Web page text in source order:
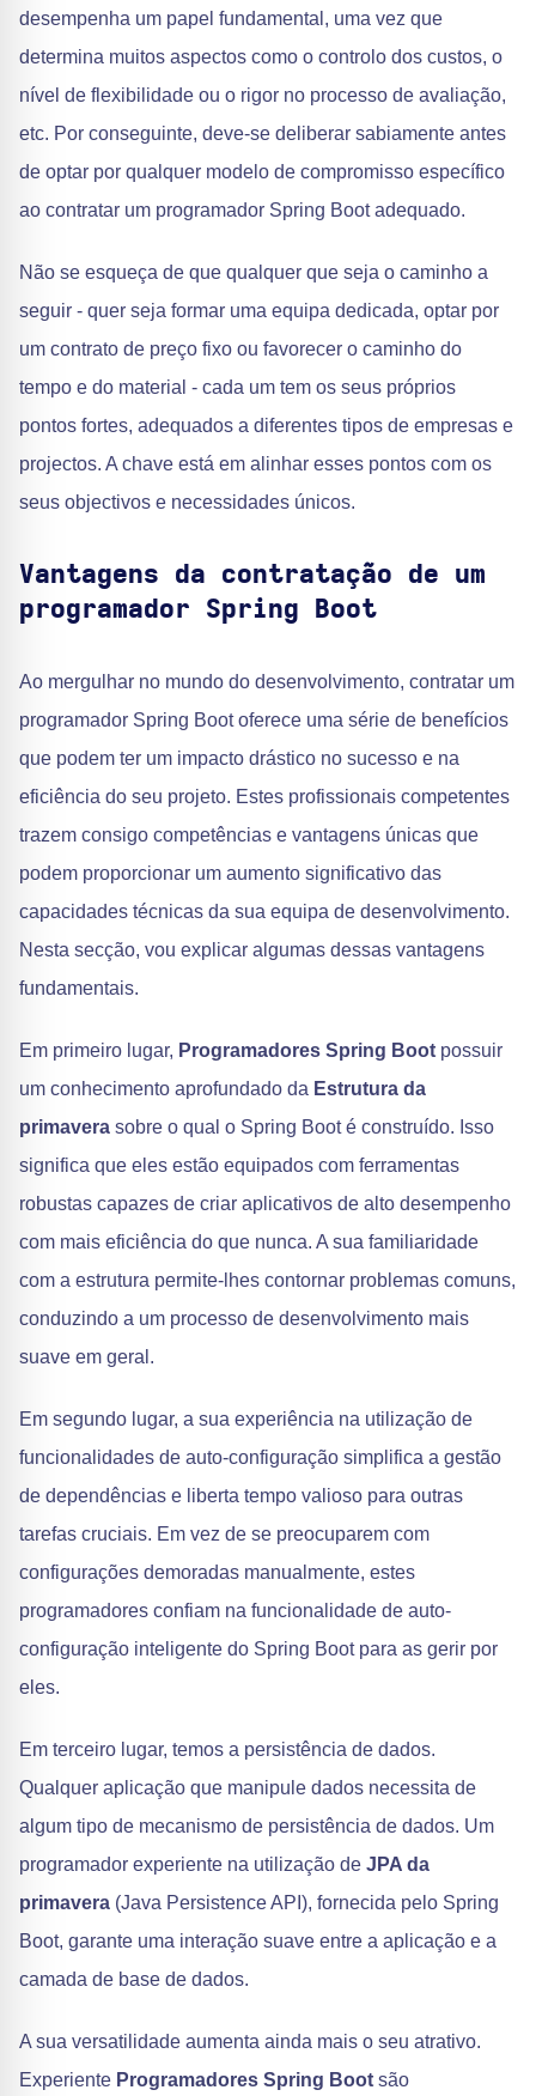
desempenha um papel fundamental, uma vez que
determina muitos aspectos como o controlo dos custos, o
nível de flexibilidade ou o rigor no processo de avaliação,
etc. Por conseguinte, deve-se deliberar sabiamente antes
de optar por qualquer modelo de compromisso específico
ao contratar um programador Spring Boot adequado.
Não se esqueça de que qualquer que seja o caminho a
seguir - quer seja formar uma equipa dedicada, optar por
um contrato de preço fixo ou favorecer o caminho do
tempo e do material - cada um tem os seus próprios
pontos fortes, adequados a diferentes tipos de empresas e
projectos. A chave está em alinhar esses pontos com os
seus objectivos e necessidades únicos.
Vantagens da contratação de um
programador Spring Boot
Ao mergulhar no mundo do desenvolvimento, contratar um
programador Spring Boot oferece uma série de benefícios
que podem ter um impacto drástico no sucesso e na
eficiência do seu projeto. Estes profissionais competentes
trazem consigo competências e vantagens únicas que
podem proporcionar um aumento significativo das
capacidades técnicas da sua equipa de desenvolvimento.
Nesta secção, vou explicar algumas dessas vantagens
fundamentais.
Em primeiro lugar, Programadores Spring Boot possuir
um conhecimento aprofundado da Estrutura da
primavera sobre o qual o Spring Boot é construído. Isso
significa que eles estão equipados com ferramentas
robustas capazes de criar aplicativos de alto desempenho
com mais eficiência do que nunca. A sua familiaridade
com a estrutura permite-lhes contornar problemas comuns,
conduzindo a um processo de desenvolvimento mais
suave em geral.
Em segundo lugar, a sua experiência na utilização de
funcionalidades de auto-configuração simplifica a gestão
de dependências e liberta tempo valioso para outras
tarefas cruciais. Em vez de se preocuparem com
configurações demoradas manualmente, estes
programadores confiam na funcionalidade de auto-
configuração inteligente do Spring Boot para as gerir por
eles.
Em terceiro lugar, temos a persistência de dados.
Qualquer aplicação que manipule dados necessita de
algum tipo de mecanismo de persistência de dados. Um
programador experiente na utilização de JPA da
primavera (Java Persistence API), fornecida pelo Spring
Boot, garante uma interação suave entre a aplicação e a
camada de base de dados.
A sua versatilidade aumenta ainda mais o seu atrativo.
Experiente Programadores Spring Boot são